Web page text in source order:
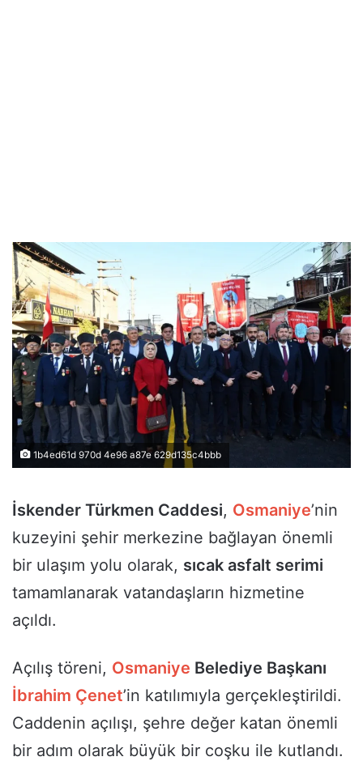
1b4ed61d 970d 4e96 a87e 629d135c4bbb
İskender Türkmen Caddesi, Osmaniye’nin
kuzeyini şehir merkezine bağlayan önemli
bir ulaşım yolu olarak, sıcak asfalt serimi
tamamlanarak vatandaşların hizmetine
açıldı.
Açılış töreni, Osmaniye Belediye Başkanı
İbrahim Çenet’in katılımıyla gerçekleştirildi.
Caddenin açılışı, şehre değer katan önemli
bir adım olarak büyük bir coşku ile kutlandı.